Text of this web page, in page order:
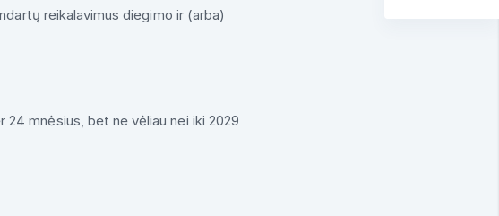
reikalavimus diegimo ir (arba)
mnėsius, bet ne vėliau nei iki 2029